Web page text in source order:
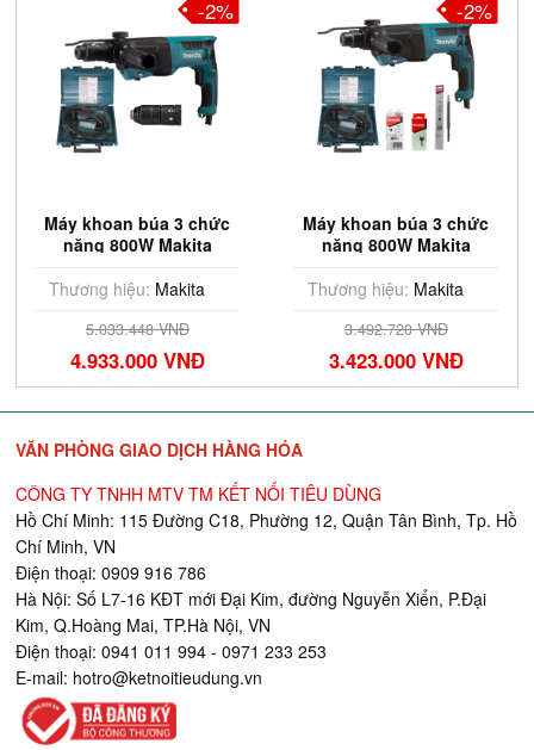
Máy khoan búa 3 chức
năng 800W Makita
nhanh)
Thương hiệu: Makita
5.033.448 VNĐ
4.933.000 VNĐ
-2%
Máy khoan búa 3 chức
năng 800W Makita
kiện)
Thương hiệu: Makita
3.492.720 VNĐ
3.423.000 VNĐ
-2%
VĂN PHÒNG GIAO DỊCH HÀNG HÓA
CÔNG TY TNHH MTV TM KẾT NỐI TIÊU DÙNG
Hồ Chí Minh: 115 Đường C18, Phường 12, Quận Tân Bình, Tp. Hồ
Chí Minh, VN
Điện thoại: 0909 916 786
Hà Nội: Số L7-16 KĐT mới Đại Kim, đường Nguyễn Xiển, P.Đại
Kim, Q.Hoàng Mai, TP.Hà Nội, VN
Điện thoại: 0941 011 994 - 0971 233 253
E-mail: hotro@ketnoitieudung.vn